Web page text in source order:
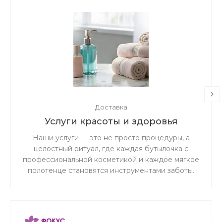
Доставка
Услуги красоты и здоровья
Наши услуги — это не просто процедуры, а
целостный ритуал, где каждая бутылочка с
профессиональной косметикой и каждое мягкое
полотенце становятся инструментами заботы.